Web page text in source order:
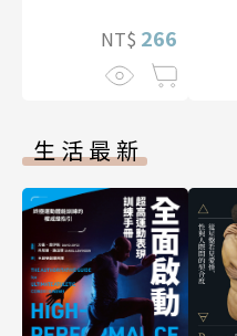
NT$ 266
生活最新